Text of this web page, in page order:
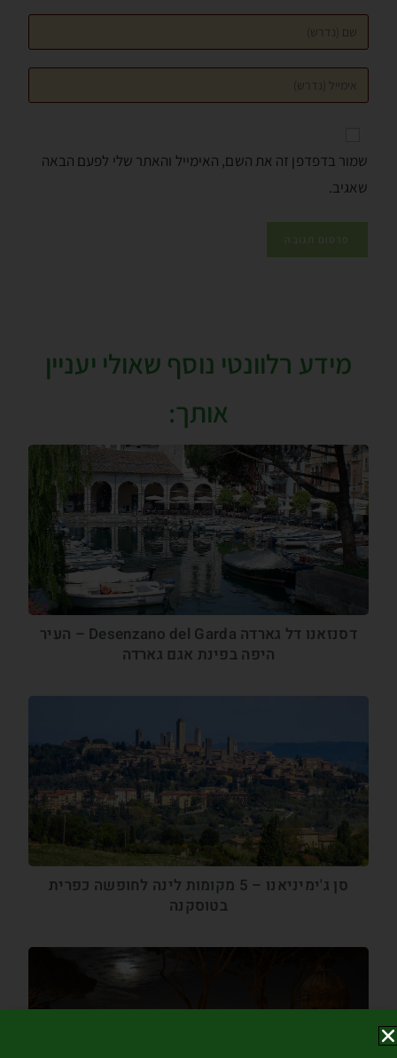
שמור בדפדפן זה את השם, האימייל והאתר שלי לפעם הבאה
שאגיב.
מידע רלוונטי נוסף שאולי יעניין
אותך:
דסנזאנו דל גארדה Desenzano del Garda – העיר
היפה בפינת אגם גארדה
סן ג'ימיניאנו – 5 מקומות לינה לחופשה כפרית
בטוסקנה